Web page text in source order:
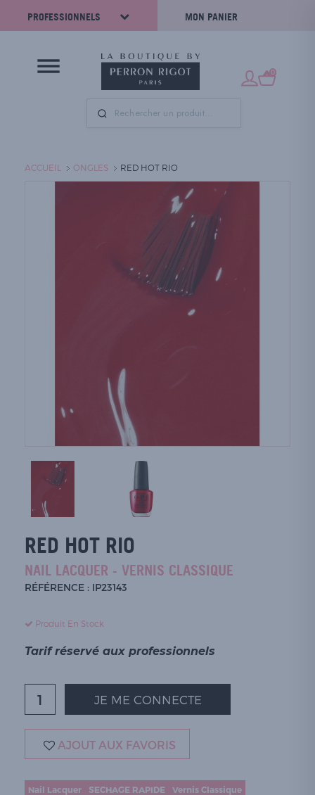
PROFESSIONNELS MON PANIER
0
ACCUEIL ONGLES RED HOT RIO
RED HOT RIO
NAIL LACQUER - VERNIS CLASSIQUE
RÉFÉRENCE : IP23143
Produit En Stock
Tarif réservé aux professionnels
JE ME CONNECTE
AJOUT AUX FAVORIS
Nail Lacquer SECHAGE RAPIDE Vernis Classique